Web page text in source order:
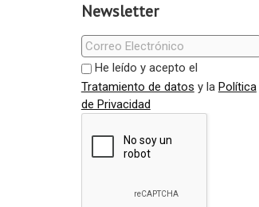
Newsletter
He leído y acepto el
Tratamiento de datos y la Política
de Privacidad